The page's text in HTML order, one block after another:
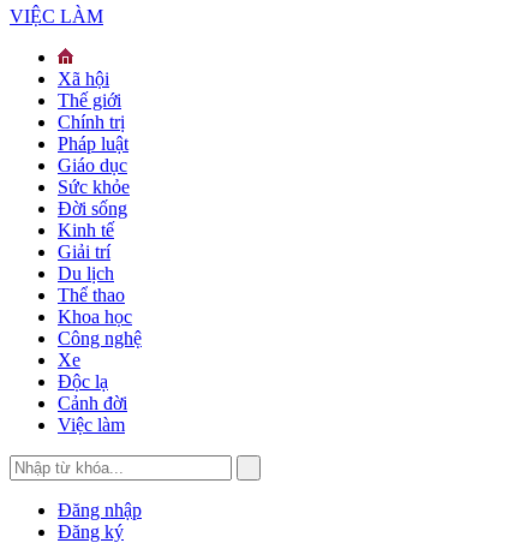
VIỆC LÀM
Xã hội
Thế giới
Chính trị
Pháp luật
Giáo dục
Sức khỏe
Đời sống
Kinh tế
Giải trí
Du lịch
Thể thao
Khoa học
Công nghệ
Xe
Độc lạ
Cảnh đời
Việc làm
Đăng nhập
Đăng ký